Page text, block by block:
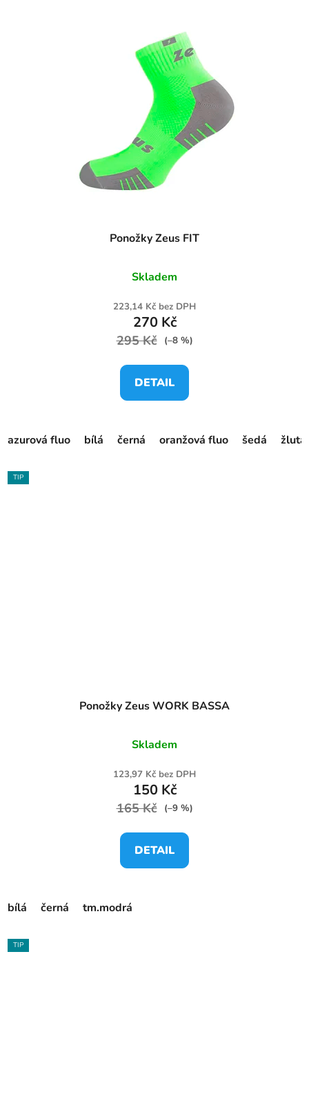
Ponožky Zeus FIT
Skladem
223,14 Kč bez DPH
270 Kč
295 Kč (–8 %)
DETAIL
azurová fluo bílá černá oranžová fluo šedá
TIP
Ponožky Zeus WORK BASSA
Skladem
123,97 Kč bez DPH
150 Kč
165 Kč (–9 %)
DETAIL
bílá černá tm.modrá
TIP